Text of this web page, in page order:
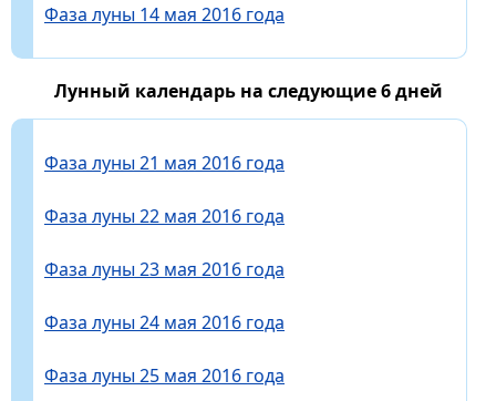
Фаза луны 14 мая 2016 года
Лунный календарь на следующие 6 дней
Фаза луны 21 мая 2016 года
Фаза луны 22 мая 2016 года
Фаза луны 23 мая 2016 года
Фаза луны 24 мая 2016 года
Фаза луны 25 мая 2016 года